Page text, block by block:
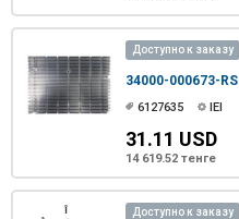
Доступно к заказу
34000-000673-RS
6127635 IEI
31.11 USD
14 619.52 тенге
Доступно к заказу